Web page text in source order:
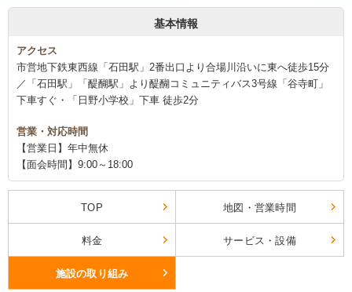
基本情報
アクセス
市営地下鉄東西線「石田駅」2番出口より合場川沿いに東へ徒歩15分
／「石田駅」「醍醐駅」より醍醐コミュニティバス3号線「谷寺町」
下車すぐ・「日野小学校」下車 徒歩2分
営業・対応時間
【営業日】年中無休
【面会時間】9:00～18:00
TOP 地図・営業時間
料金 サービス・設備
施設の取り組み